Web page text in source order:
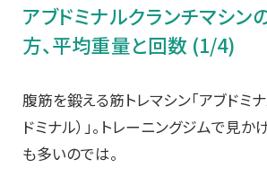
アブドミナルクランチマシン
方、平均重量と回数 (1/4)
腹筋を鍛える筋トレマシン「アブドミ
ドミナル）」。トレーニングジムで見
も多いのでは。